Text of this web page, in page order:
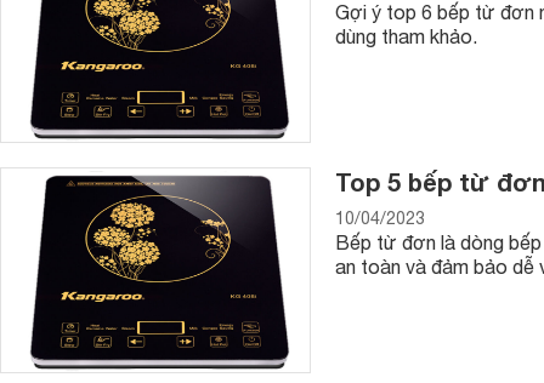
Gợi ý top 6 bếp từ đơn
dùng tham khảo.
Top 5 bếp từ
10/04/2023
Bếp từ đơn là dòng bếp
an toàn và đảm bảo dễ